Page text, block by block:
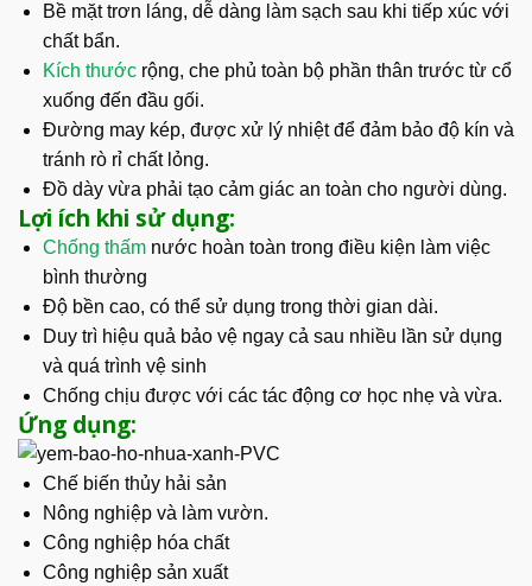
Bề mặt trơn láng, dễ dàng làm sạch sau khi tiếp xúc với
chất bẩn.
Kích thướcrộng, che phủ toàn bộ phần thân trước từ cổ
xuống đến đầu gối.
Đường may kép, được xử lý nhiệt để đảm bảo độ kín và
tránh rò rỉ chất lỏng.
Đồ dày vừa phải tạo cảm giác an toàn cho người dùng.
Lợi ích khi sử dụng:
Chống thấmnước hoàn toàn trong điều kiện làm việc
bình thường
Độ bền cao, có thể sử dụng trong thời gian dài.
Duy trì hiệu quả bảo vệ ngay cả sau nhiều lần sử dụng
và quá trình vệ sinh
Chống chịu được với các tác động cơ học nhẹ và vừa.
Ứng dụng:
Chế biến thủy hải sản
Nông nghiệp và làm vườn.
Công nghiệp hóa chất
Công nghiệp sản xuất